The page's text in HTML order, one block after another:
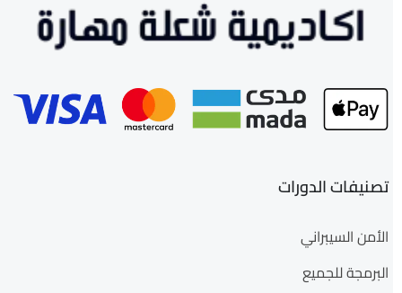
تصنيفات الدورات
الأمن السيبراني
البرمجة للجميع